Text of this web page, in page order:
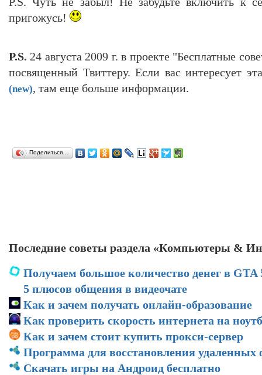
пригожусь!
P.S. 24 августа 2009 г. в проекте "Бесплатные
посвященный Твиттеру. Если вас интересует
(new), там еще больше информации.
Поделиться…
Последние советы раздела «Компьютеры &
Получаем большое количество денег в GTA
5 плюсов общения в видеочате
Как и зачем получать онлайн-образование
Как проверить скорость интернета на
Как и зачем стоит купить прокси-сервер
Программа для восстановления удаленных
Скачать игры на Андроид бесплатно